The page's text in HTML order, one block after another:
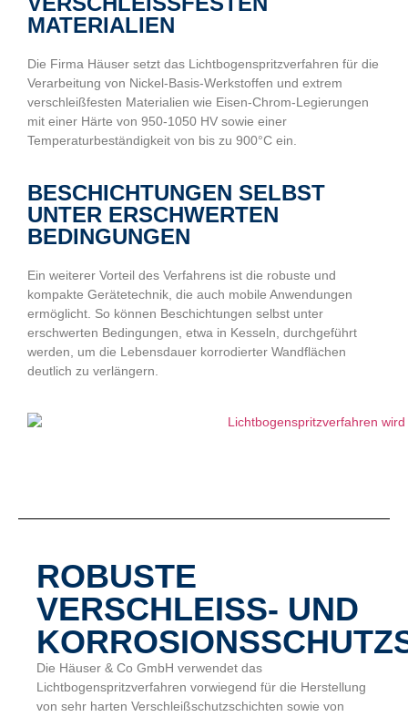
ATERIALIEN
Die Firma Häuser setzt das Lichtbogenspritzverfahren für die
Verarbeitung von Nickel-Basis-Werkstoffen und extrem
verschleißfesten Materialien wie Eisen-Chrom-Legierungen
mit einer Härte von 950-1050 HV sowie einer
Temperaturbeständigkeit von bis zu 900°C ein.
BESCHICHTUNGEN SELBST
UNTER ERSCHWERTEN
BEDINGUNGEN
Ein weiterer Vorteil des Verfahrens ist die robuste und
kompakte Gerätetechnik, die auch mobile Anwendungen
ermöglicht. So können Beschichtungen selbst unter
erschwerten Bedingungen, etwa in Kesseln, durchgeführt
werden, um die Lebensdauer korrodierter Wandflächen
deutlich zu verlängern.
ROBUSTE
VERSCHLEISS- UND K
Die Häuser & Co GmbH verwendet das
Lichtbogenspritzverfahren vorwiegend für die Herstellung
von sehr harten Verschleißschutzschichten sowie von